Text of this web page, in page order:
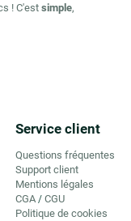
! C'est simple,
Service client
Questions fréquentes
Support client
Mentions légales
CGA / CGU
Politique de cookies